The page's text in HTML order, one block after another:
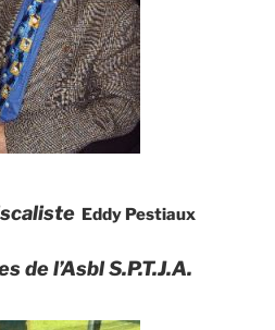
Eddy Pestiaux
de l’Asbl S.P.T.J.A.